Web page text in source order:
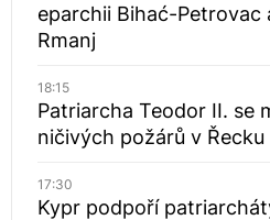
eparchii Bihać-Petrovac
Rmanj
18:15
Patriarcha Teodor II. se
ničivých požárů v Řecku
17:30
Kypr podpoří